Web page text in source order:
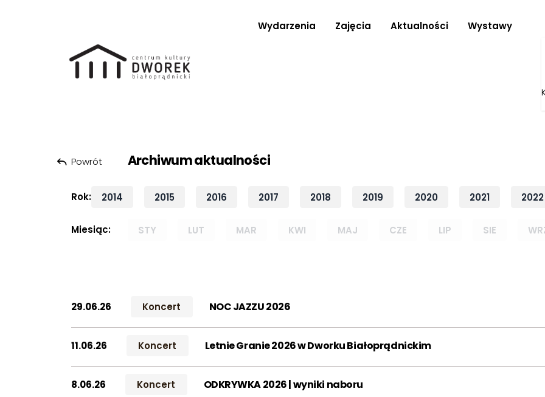
Wydarzenia Zajęcia Aktualności Wystawy
Archiwum aktualności
Powrót
2023 2024 2025
2026
Rok: 2014 2015 2016 2017 2018 2019 2020 2021 2022
Miesiąc: STY LUT MAR KWI MAJ CZE LIP SIE
NOC JAZZU 2026
29.06.26 Koncert
Letnie Granie 2026 w Dworku Białoprądnickim
11.06.26 Koncert
ODKRYWKA 2026 | wyniki naboru
8.06.26 Koncert